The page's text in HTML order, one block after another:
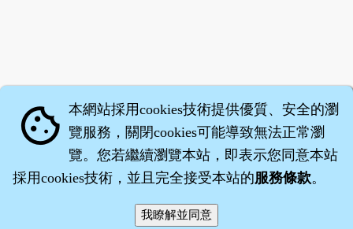
‧沈藥子©2008～2026
cookie 本網站採用cookies技術提供優質、安全的瀏
覽服務，關閉cookies可能導致無法正常瀏
覽。您若繼續瀏覽本站，即表示您同意本站
採用cookies技術，並且完全接受本站的服務條款。